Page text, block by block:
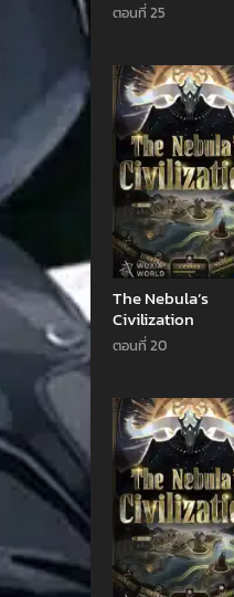
ตอนที่ 25
The Nebula’s
Civilization
ตอนที่ 20